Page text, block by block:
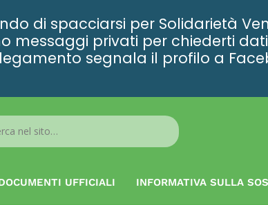
di spacciarsi per Solidarietà
messaggi privati per chiederti
segnala il profilo a
UFFICIALI INFORMATIVA SULLA